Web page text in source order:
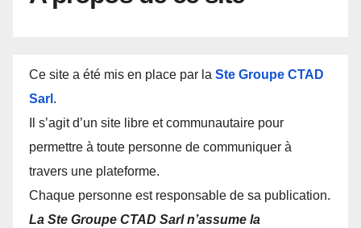
Ce site a été mis en place par la Ste Groupe CTAD
Sarl .
Il s’agit d’un site libre et communautaire pour
permettre à toute personne de communiquer à
travers une plateforme.
Chaque personne est responsable de sa publication.
La Ste Groupe CTAD Sarl n’assume la